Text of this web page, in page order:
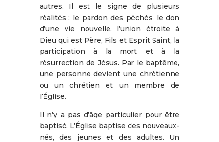
autres. Il est le signe de plusieurs
réalités : le pardon des péchés, le don
d’une vie nouvelle, l’union étroite à
Dieu qui est Père, Fils et Esprit Saint, la
participation à la mort et à la
résurrection de Jésus. Par le baptême,
une personne devient une chrétienne
ou un chrétien et un membre de
l’Église.
Il n’y a pas d’âge particulier pour être
baptisé. L’Église baptise des nouveaux-
nés, des jeunes et des adultes. Un